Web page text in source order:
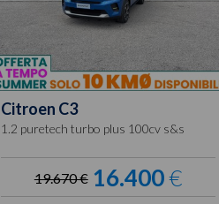
Citroen C3
1.2 puretech turbo plus 100cv s&s
19.670 € 16.400€